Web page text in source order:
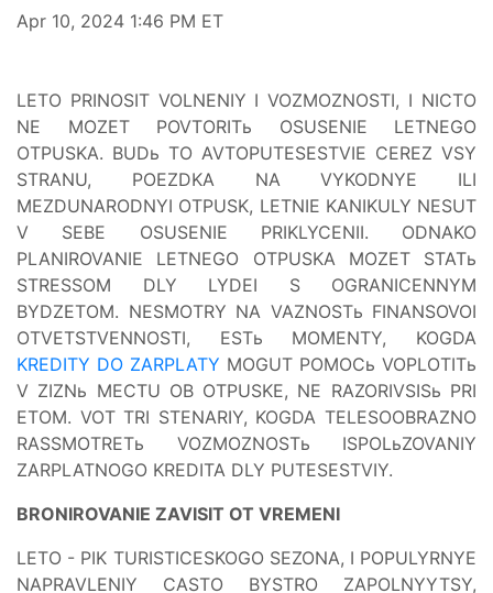
Apr 10, 2024 1:46 PM ET
LETO PRINOSIT VOLNENIY I VOZMOZNOSTI, I NICTO
NE MOZET POVTORITь OSUSENIE LETNEGO
OTPUSKA. BUDь TO AVTOPUTESESTVIE CEREZ VSY
STRANU, POEZDKA NA VYKODNYE ILI
MEZDUNARODNYI OTPUSK, LETNIE KANIKULY NESUT
V SEBE OSUSENIE PRIKLYCENII. ODNAKO
PLANIROVANIE LETNEGO OTPUSKA MOZET STATь
STRESSOM DLY LYDEI S OGRANICENNYM
BYDZETOM. NESMOTRY NA VAZNOSTь FINANSOVOI
OTVETSTVENNOSTI, ESTь MOMENTY, KOGDA
KREDITY DO ZARPLATY MOGUT POMOCь VOPLOTITь
V ZIZNь MECTU OB OTPUSKE, NE RAZORIVSISь PRI
ETOM. VOT TRI STENARIY, KOGDA TELESOOBRAZNO
RASSMOTRETь VOZMOZNOSTь ISPOLьZOVANIY
ZARPLATNOGO KREDITA DLY PUTESESTVIY.
BRONIROVANIE ZAVISIT OT VREMENI
LETO - PIK TURISTICESKOGO SEZONA, I POPULYRNYE
NAPRAVLENIY CASTO BYSTRO ZAPOLNYYTSY,